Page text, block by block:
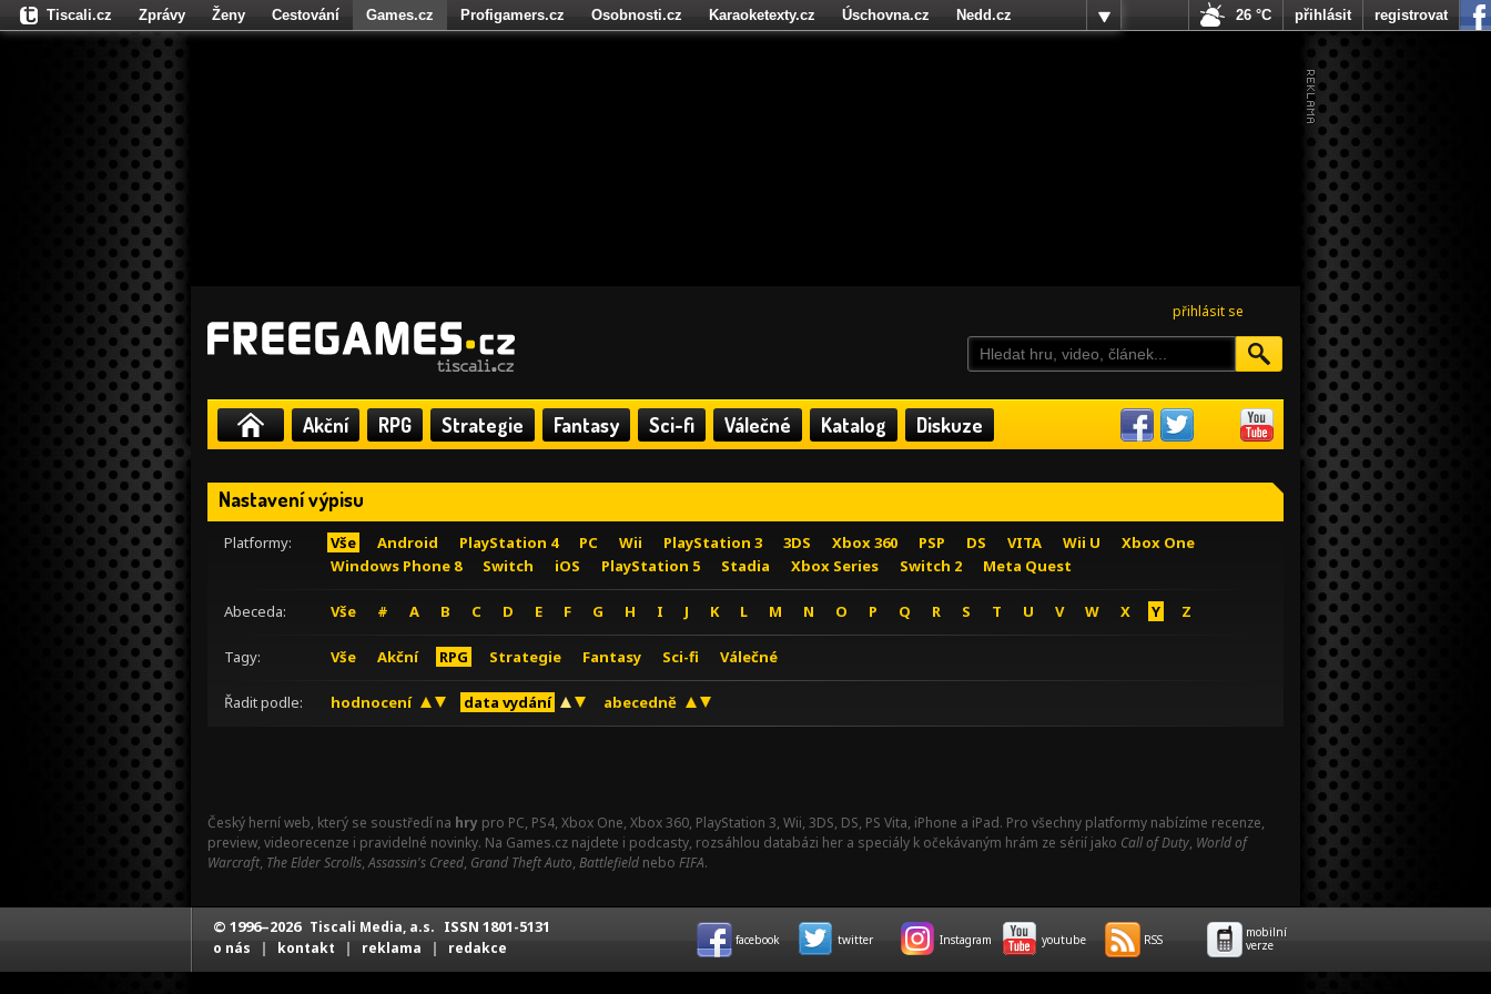
přihlásit se
Akční RPG Strategie Fantasy Sci-fi Válečné Katalog Diskuze
Nastavení výpisu
Platformy: Vše Android PlayStation 4 PC Wii PlayStation 3 3DS Xbox 360 PSP DS VITA Wii U
Xbox One
Windows Phone 8
Switch iOS PlayStation 5 Stadia Xbox Series Switch 2 Meta Quest
Abeceda: Vše # A B C D E F G H I J K L M N O P Q R S T U V W X Y Z
Tagy: Vše Akční RPG Strategie Fantasy Sci-fi Válečné
Řadit podle: hodnocení data vydání abecedně
Český herní web, který se soustředí na hry pro PC, PS4, Xbox One, Xbox 360, PlayStation 3, Wii, 3DS, DS, PS Vita, iPhone a iPad. Pro všechny platformy nabízíme recenze,
preview, videorecenze i pravidelné novinky. Na Games.cz najdete i podcasty, rozsáhlou databázi her a speciály k očekávaným hrám ze sérií jako Call of Duty, World of
Warcraft, The Elder Scrolls,Assassin's Creed, Grand Theft Auto, Battlefield nebo FIFA.
Tiscali.cz Zprávy Ženy Cestování Games.cz Profigamers.cz Osobnosti.cz Karaoketexty.cz Úschovna.cz
Nedd.cz
Fights.cz
26 °C přihlásit registrovat
© 1996–2026 Tiscali Media, a.s. ISSN 1801-5131
o nás | kontakt | reklama | redakce facebook twitter Instagram youtube RSS
mobilní
verze